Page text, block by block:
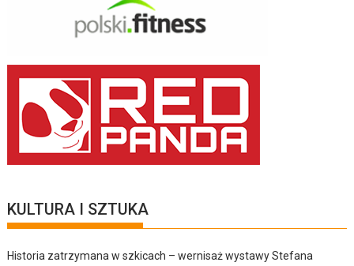
KULTURA I SZTUKA
Historia zatrzymana w szkicach – wernisaż wystawy Stefana